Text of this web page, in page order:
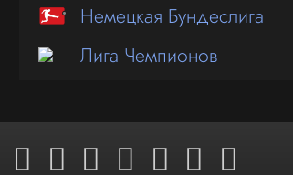
Немецкая Бундеслига
Лига Чемпионов